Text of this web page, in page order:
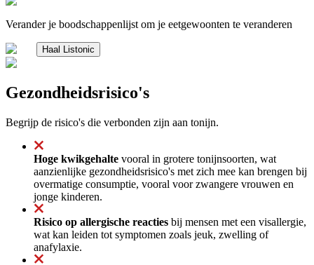
Verander je boodschappenlijst om je eetgewoonten te veranderen
Haal Listonic
Gezondheidsrisico's
Begrijp de risico's die verbonden zijn aan tonijn.
Hoge kwikgehalte vooral in grotere tonijnsoorten, wat
aanzienlijke gezondheidsrisico's met zich mee kan brengen bij
overmatige consumptie, vooral voor zwangere vrouwen en
jonge kinderen.
Risico op allergische reacties bij mensen met een visallergie,
wat kan leiden tot symptomen zoals jeuk, zwelling of
anafylaxie.